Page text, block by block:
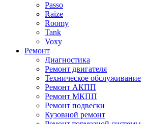
Passo
Raize
Roomy
Tank
Voxy
Ремонт
Диагностика
Ремонт двигателя
Техническое обслуживание
Ремонт АКПП
Ремонт МКПП
Ремонт подвески
Кузовной ремонт